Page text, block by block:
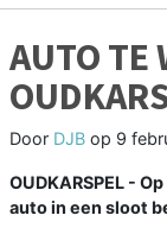
AUTO TE
Door DJB op 9
OUDKARSPEL -
auto in een sloot